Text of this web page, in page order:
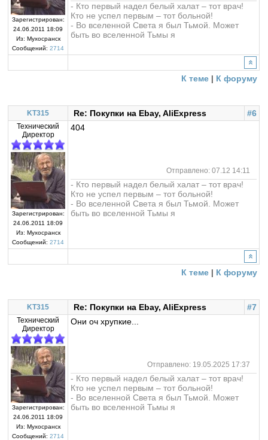
Зарегистрирован:
24.06.2011 18:09
Из: Мухосранск
Сообщений: 2714
- Кто первый надел белый халат – тот врач!
Кто не успел первым – тот больной!
- Во вселенной Света я был Тьмой. Может
быть во вселенной Тьмы я
К теме | К форуму
KT315 Re: Покупки на Ebay, AliExpress #6
Технический
Директор
Зарегистрирован:
24.06.2011 18:09
Из: Мухосранск
Сообщений: 2714
404
Отправлено: 07.12 14:11
- Кто первый надел белый халат – тот врач!
Кто не успел первым – тот больной!
- Во вселенной Света я был Тьмой. Может
быть во вселенной Тьмы я
К теме | К форуму
KT315 Re: Покупки на Ebay, AliExpress #7
Технический
Директор
Зарегистрирован:
24.06.2011 18:09
Из: Мухосранск
Сообщений: 2714
Они оч хрупкие...
Отправлено: 19.05.2025 17:37
- Кто первый надел белый халат – тот врач!
Кто не успел первым – тот больной!
- Во вселенной Света я был Тьмой. Может
быть во вселенной Тьмы я